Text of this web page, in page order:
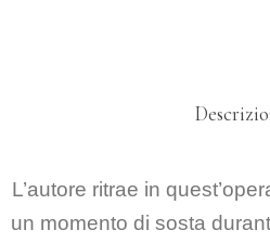
L’autore ritrae in
un momento di sosta